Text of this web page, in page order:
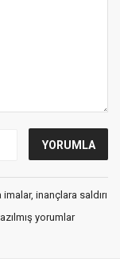
inançlara saldırı
yorumlar